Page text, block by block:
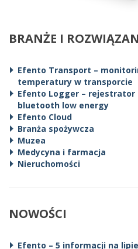
BRANŻE I
Efento Transport –
temperatury w transporcie
Efento Logger –
bluetooth low energy
Efento Cloud
Branża spożywcza
Muzea
Medycyna i farmacja
Nieruchomości
NOWOŚCI
Efento – 5 informacji na